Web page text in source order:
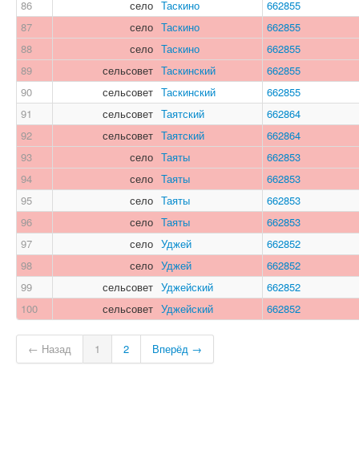
86
село Таскино
662855
87
село Таскино
662855
88
село Таскино
662855
89
сельсовет Таскинский
662855
90
сельсовет Таскинский
662855
91
сельсовет Таятский
662864
92
сельсовет Таятский
662864
93
село Таяты
662853
94
село Таяты
662853
95
село Таяты
662853
96
село Таяты
662853
97
село Уджей
662852
98
село Уджей
662852
99
сельсовет Уджейский
662852
100
сельсовет Уджейский 662852
← Назад 1 2 Вперёд →